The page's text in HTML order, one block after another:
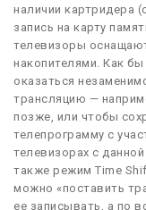
наличии картридера
запись на карту
телевизоры
накопителями. Как
оказаться
трансляцию —
позже, или чтобы
телепрограмму с
телевизорах с
также режим Time
можно «поставить
ее записывать, а по